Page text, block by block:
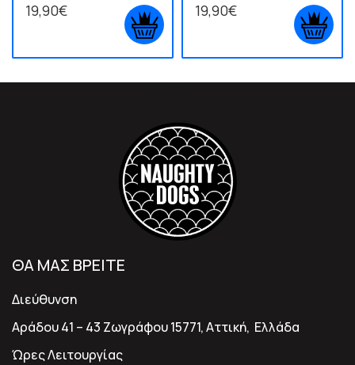
19,90€ 19,90€
ΘΑ ΜΑΣ ΒΡΕΙΤΕ
Διεύθυνση
Αράδου 41 – 43 Ζωγράφου 15771, Αττική, Ελλάδα
Ώρες Λειτουργίας